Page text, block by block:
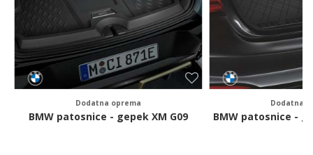
Dodatna oprema
BMW patosnice - gepek XM G09
Dodatna
BMW patosnice -